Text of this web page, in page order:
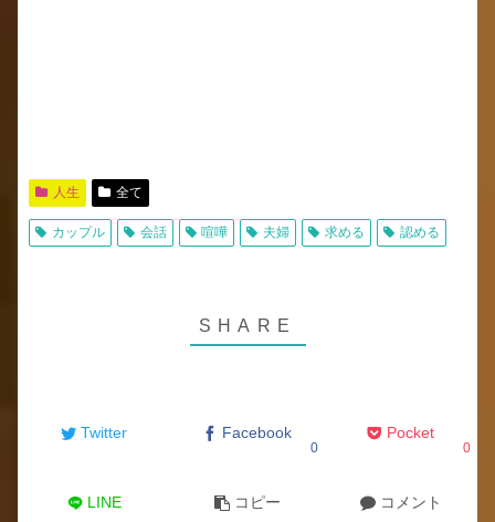
人生 全て
カップル 会話 喧嘩 夫婦 求める 認める
Twitter Facebook
0
Pocket
0
LINE コピー コメント